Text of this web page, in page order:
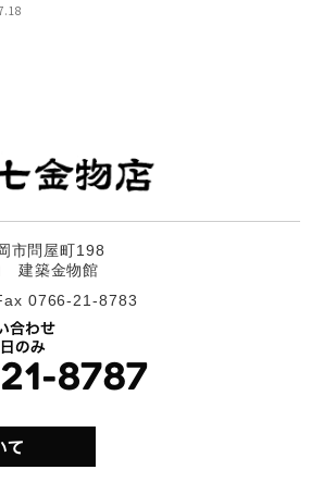
市問屋町198
建築金物館
0766-21-8783